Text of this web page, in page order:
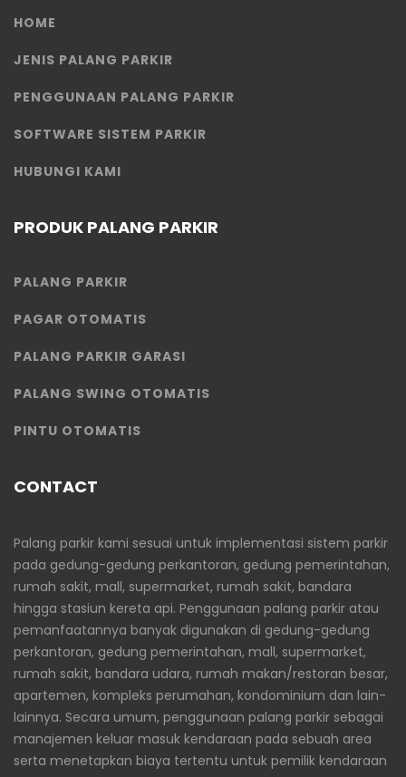
HOME
JENIS PALANG PARKIR
PENGGUNAAN PALANG PARKIR
SOFTWARE SISTEM PARKIR
HUBUNGI KAMI
PRODUK PALANG PARKIR
PALANG PARKIR
PAGAR OTOMATIS
PALANG PARKIR GARASI
PALANG SWING OTOMATIS
PINTU OTOMATIS
CONTACT
Palang parkir kami sesuai untuk implementasi sistem parkir
pada gedung-gedung perkantoran, gedung pemerintahan,
rumah sakit, mall, supermarket, rumah sakit, bandara
hingga stasiun kereta api. Penggunaan palang parkir atau
pemanfaatannya banyak digunakan di gedung-gedung
perkantoran, gedung pemerintahan, mall, supermarket,
rumah sakit, bandara udara, rumah makan/restoran besar,
apartemen, kompleks perumahan, kondominium dan lain-
lainnya. Secara umum, penggunaan palang parkir sebagai
manajemen keluar masuk kendaraan pada sebuah area
serta menetapkan biaya tertentu untuk pemilik kendaraan